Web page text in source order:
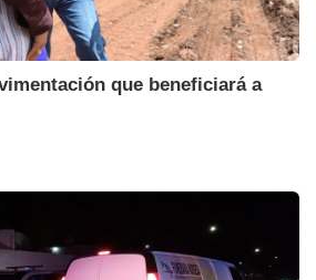
que beneficiará a